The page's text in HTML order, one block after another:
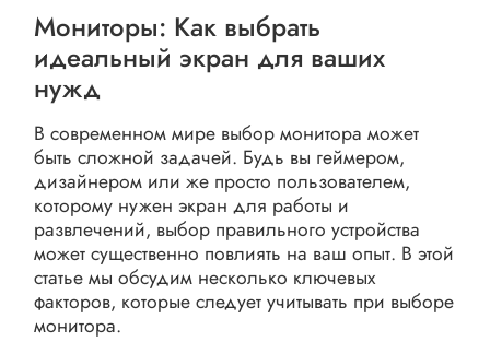
Мониторы: Как выбрать
идеальный экран для ваших
нужд
В современном мире выбор монитора может
быть сложной задачей. Будь вы геймером,
дизайнером или же просто пользователем,
которому нужен экран для работы и
развлечений, выбор правильного устройства
может существенно повлиять на ваш опыт. В этой
статье мы обсудим несколько ключевых
факторов, которые следует учитывать при выборе
монитора.